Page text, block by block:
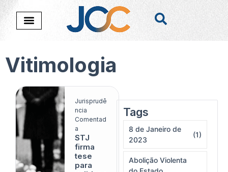
Vitimologia
Nada foi encontado
Jurisprudê
ncia
Comentad
a
STJ
firma
tese
para
Tags
8 de Janeiro de
2023
(1)
Abolição Violenta